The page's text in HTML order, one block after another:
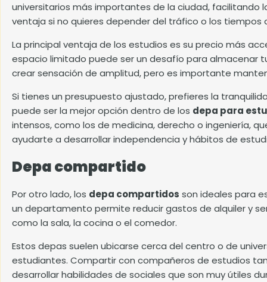
universitarios más importantes de la ciudad, facilitando
ventaja si no quieres depender del tráfico o los tiempos
La principal ventaja de los estudios es su precio más
espacio limitado puede ser un desafío para almacenar
crear sensación de amplitud, pero es importante
Si tienes un presupuesto ajustado, prefieres la
puede ser la mejor opción dentro de los depa para
intensos, como los de medicina, derecho o ingeniería,
ayudarte a desarrollar independencia y hábitos de
Depa compartido
Por otro lado, los depa compartidos son ideales para
un departamento permite reducir gastos de alquiler y
como la sala, la cocina o el comedor.
Estos depas suelen ubicarse cerca del centro o de
estudiantes. Compartir con compañeros de estudios
desarrollarhabilidades de sociales que son muy útiles